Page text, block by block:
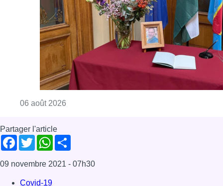
06 août 2026
Partager l'article
Facebook
TwitterWhatsApp
09 novembre 2021 - 07h30
Covid-19